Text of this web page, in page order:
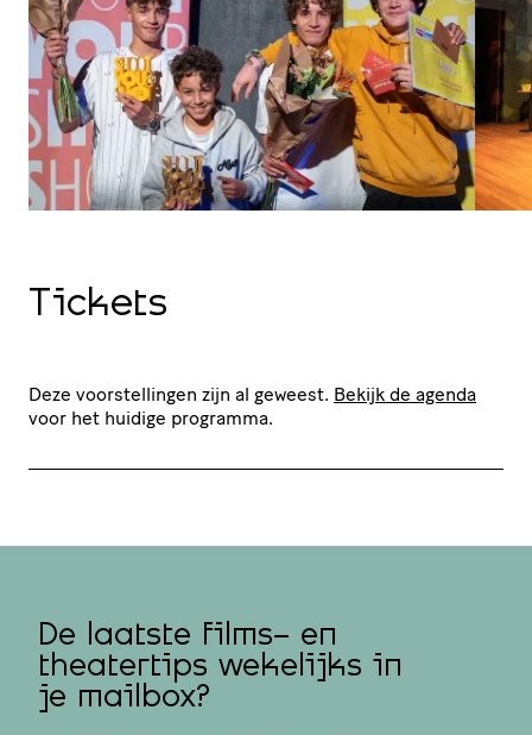
Tickets
Deze voorstellingen zijn al geweest. Bekijk de agenda
voor het huidige programma.
De laatste films- en
theatertips wekelijks in
je mailbox?